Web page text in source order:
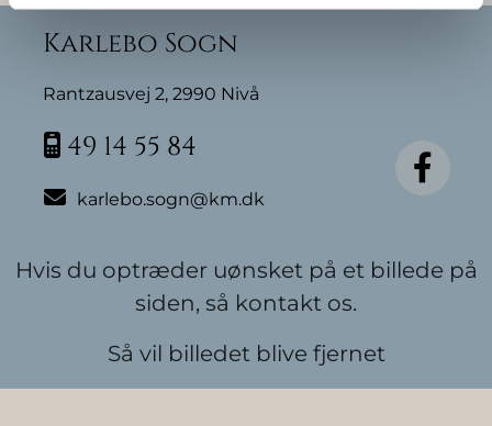
Karlebo Sogn
Rantzausvej 2, 2990 Nivå
 49 14 55 84
 karlebo.sogn@km.dk
Hvis du optræder uønsket på et billede på
siden, så kontakt os.
Så vil billedet blive fjernet